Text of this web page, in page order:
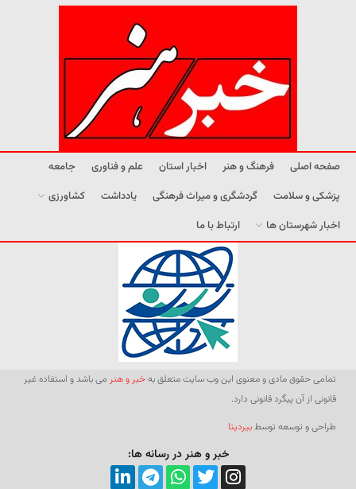
صفحه اصلی فرهنگ و هنر اخبار استان علم و فناوری
جامعه
پزشکی و سلامت
گردشگری و میراث فرهنگی یادداشت
کشاورزی
اخبار شهرستان ها
ارتباط با ما
تمامی حقوق مادی و معنوی این وب سایت متعلق بهخبر و هنر می باشد و استفاده غیر
قانونی از آن پیگرد قانونی دارد.
طراحی و توسعه توسطبیردیتا
خبر و هنر در رسانه ها: